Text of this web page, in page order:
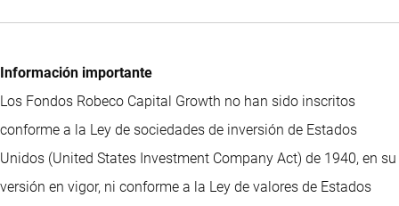
Información importante
Los Fondos Robeco Capital Growth no han sido inscritos
conforme a la Ley de sociedades de inversión de Estados
Unidos (United States Investment Company Act) de 1940, en su
versión en vigor, ni conforme a la Ley de valores de Estados